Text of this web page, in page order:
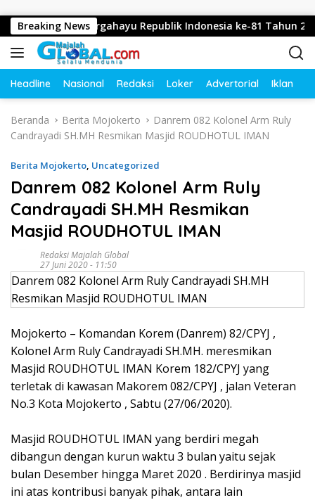
Breaking NewsDirgahayu Republik Indonesia ke-81 Tahun 2026
Headline Nasional Redaksi Loker Advertorial Iklan
Beranda Berita Mojokerto
Danrem 082 Kolonel Arm Ruly
Candrayadi SH.MH Resmikan Masjid ROUDHOTUL IMAN
Berita Mojokerto, Uncategorized
Danrem 082 Kolonel Arm Ruly
Candrayadi SH.MH Resmikan
Masjid ROUDHOTUL IMAN
Redaksi Majalah Global
27 Juni 2020 - 11:50
Danrem 082 Kolonel Arm Ruly Candrayadi SH.MH
Resmikan Masjid ROUDHOTUL IMAN
Mojokerto – Komandan Korem (Danrem) 82/CPYJ ,
Kolonel Arm Ruly Candrayadi SH.MH. meresmikan
Masjid ROUDHOTUL IMAN Korem 182/CPYJ yang
terletak di kawasan Makorem 082/CPYJ , jalan Veteran
No.3 Kota Mojokerto , Sabtu (27/06/2020).
Masjid ROUDHOTUL IMAN yang berdiri megah
dibangun dengan kurun waktu 3 bulan yaitu sejak
bulan Desember hingga Maret 2020 . Berdirinya masjid
ini atas kontribusi banyak pihak, antara lain